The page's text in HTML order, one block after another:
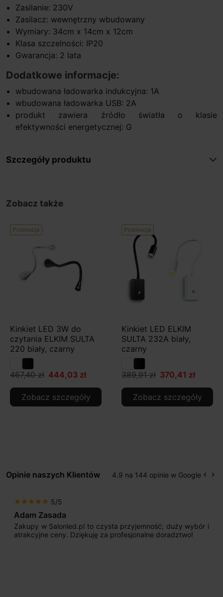
Zasilanie: 230V
Zasilacz: wewnętrzny wbudowany
Wymiary: 34cm x 14cm x 12cm
Klasa szczelności: IP20
Gwarancja: 2 lata
Dodatkowe informacje:
wbudowana ładowarka indukcyjna: 1A
wbudowana ładowarka USB: 2A
produkt zawiera źródło światła o klasie
efektywności energetycznej: G
Szczegóły produktu
Zobacz także
Promocja
Kinkiet LED 3W do
czytania ELKIM SULTA
220 biały, czarny
467,40 zł 444,03 zł
Zobacz szczegóły
Promocja
Kinkiet LED ELKIM
SULTA 232A biały,
czarny
389,91 zł 370,41 zł
Zobacz szczegóły
Opinie naszych Klientów 4.9 na 144 opinie w Google keyboard_arrow_left keyboard_arrow_right
star star star star star 5/5
Adam Zasada
Zakupy w Salonled.pl to czysta przyjemność; duży wybór i
atrakcyjne ceny. Dziękuję za profesjonalne doradztwo!